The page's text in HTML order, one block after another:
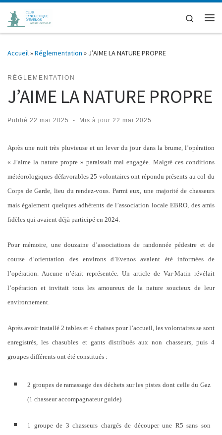
Passer au contenu
Search
Accueil»Réglementation » J’AIME LA NATURE PROPRE
RÉGLEMENTATION
J’AIME LA NATURE PROPRE
Publié 22 mai 2025 - Mis à jour 22 mai 2025
Après une nuit très pluvieuse et un lever du jour dans la brume, l’opération
« J’aime la nature propre » paraissait mal engagée. Malgré ces conditions
météorologiques défavorables 25 volontaires ont répondu présents au col du
Corps de Garde, lieu du rendez-vous. Parmi eux, une majorité de chasseurs
mais également quelques adhérents de l’association locale EBRO, des amis
fidèles qui avaient déjà participé en 2024.
Pour mémoire, une douzaine d’associations de randonnée pédestre et de
course d’orientation des environs d’Evenos avaient été informées de
l’opération. Aucune n’était représentée. Un article de Var-Matin révélait
l’opération et invitait tous les amoureux de la nature soucieux de leur
environnement.
Après avoir installé 2 tables et 4 chaises pour l’accueil, les volontaires se sont
enregistrés, les chasubles et gants distribués aux non chasseurs, puis 4
groupes différents ont été constitués :
2 groupes de ramassage des déchets sur les pistes dont celle du Gaz
(1 chasseur accompagnateur guide)
1 groupe de 3 chasseurs chargés de découper une R5 sans son